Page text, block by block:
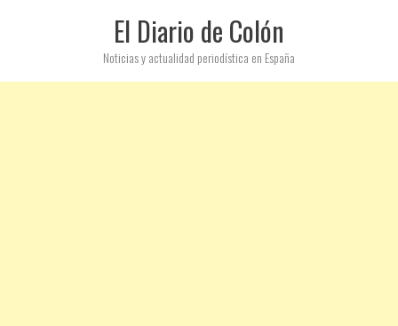
El Diario de Colón
Noticias y actualidad periodística en España